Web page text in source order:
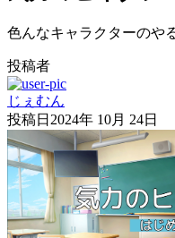
色んなキャラクターのや
投稿者
じぇむん
投稿日 2024年 10月 24日